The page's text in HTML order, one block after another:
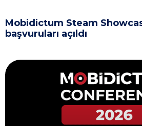
Mobidictum Steam
başvuruları açıldı